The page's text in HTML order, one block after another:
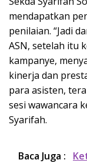
mendapatkan
penilaian. “Jadi
ASN, setelah itu
kampanye,
kinerja dan
para asisten,
sesi wawancara
Syarifah.
Baca Juga :